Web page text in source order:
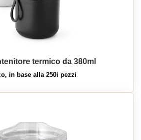
termico da 380ml
in base alla 250i pezzi